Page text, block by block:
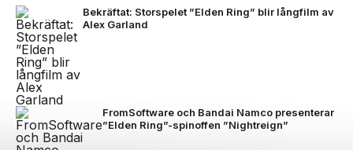
Bekräftat: Storspelet ”Elden Ring” blir långfilm av
Alex Garland
FromSoftware och Bandai Namco presenterar
”Elden Ring”-spinoffen ”Nightreign”